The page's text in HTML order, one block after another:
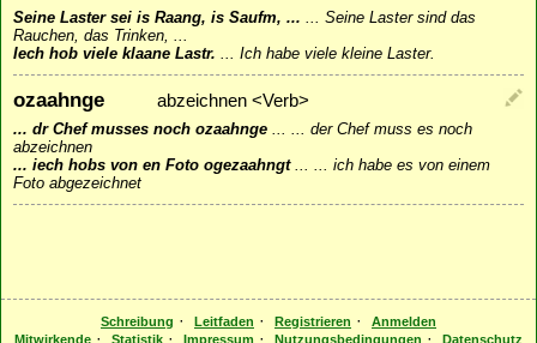
Seine Laster sei is Raang, is Saufm, ...
Seine Laster sind das
Rauchen, das Trinken, ...
Iech hob viele klaane Lastr.
Ich habe viele kleine Laster.
ozaahnge abzeichnen <Verb>
... dr Chef musses noch ozaahnge
... der Chef muss es noch
abzeichnen
... iech hobs von en Foto ogezaahngt...
... ich habe es von einem
Foto abgezeichnet
Schreibung · Leitfaden · Registrieren ·
Anmelden
Mitwirkende · Statistik · Impressum · Nutzungsbedingungen ·
Datenschutz